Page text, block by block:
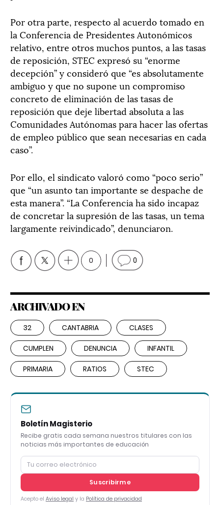
Por otra parte, respecto al acuerdo tomado en
la Conferencia de Presidentes Autonómicos
relativo, entre otros muchos puntos, a las tasas
de reposición, STEC expresó su “enorme
decepción” y consideró que “es absolutamente
ambiguo y que no supone un compromiso
concreto de eliminación de las tasas de
reposición que deje libertad absoluta a las
Comunidades Autónomas para hacer las ofertas
de empleo público que sean necesarias en cada
caso”.
Por ello, el sindicato valoró como “poco serio”
que “un asunto tan importante se despache de
esta manera”. “La Conferencia ha sido incapaz
de concretar la supresión de las tasas, un tema
largamente reivindicado”, denunciaron.
0 0
ARCHIVADO EN
32 CANTABRIA CLASES
CUMPLEN DENUNCIA INFANTIL
PRIMARIA RATIOS STEC
Boletín Magisterio
Recibe gratis cada semana nuestros titulares con las
noticias más importantes de educación
Suscribirme
Acepto el Aviso legal y la Política de privacidad